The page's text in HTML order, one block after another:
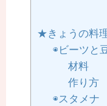
★きょうの料
◉ビーツと
材料
作り方
◉スタメナ